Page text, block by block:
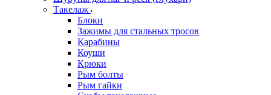
Такелаж
Блоки
Зажимы для стальных тросов
Карабины
Коуши
Крюки
Рым болты
Рым гайки